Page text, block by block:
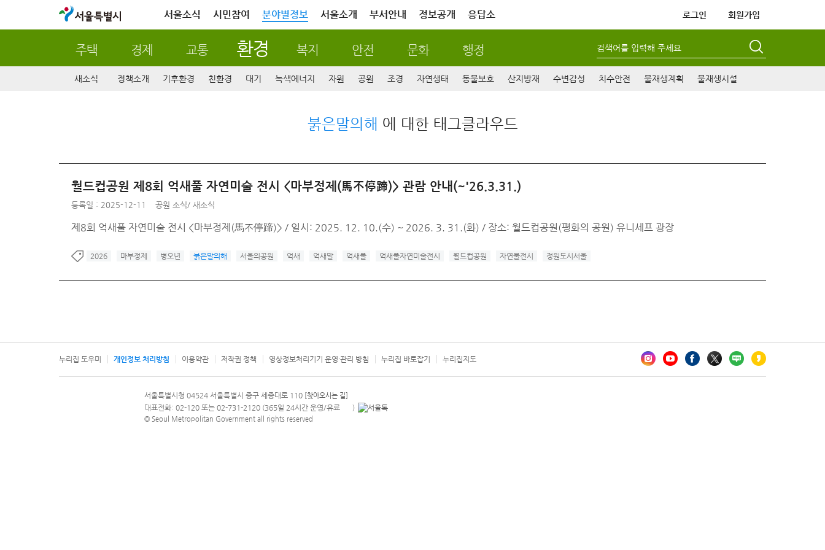
서울특별시 서울소식 시민참여 분야별정보 서울소개 부서안내 정보공개 응답소 로그인 회원가입
주택 경제 교통 환경 복지 안전 문화 행정 검색어를 입력해 주세요
새소식 정책소개 기후환경 친환경 대기 녹색에너지 자원 공원 조경 자연생태 동물보호 산지방재 수변감성 치수안전 물재생계획 물재생시설
붉은말의해 에 대한 태그클라우드
월드컵공원 제8회 억새풀 자연미술 전시 <마부정제(馬不停蹄)> 관람 안내(~'26.3.31.)
등록일 : 2025-12-11 공원 소식/ 새소식
제8회 억새풀 자연미술 전시 <마부정제(馬不停蹄)> / 일시: 2025. 12. 10.(수) ~ 2026. 3. 31.(화) / 장소: 월드컵공원(평화의 공원) 유니세프 광장
2026 마부정제 병오년 붉은말의해 서울의공원 억새 억새말 억새풀 억새풀자연미술전시 월드컵공원 자연물전시 정원도시서울
누리집 도우미 개인정보 처리방침 이용약관 저작권 정책 영상정보처리기기 운영·관리 방침 누리집 바로잡기 누리집지도
문의 전화번호 120, 120 다산콜재단
서울특별시청 04524 서울특별시 중구 세종대로 110 [찾아오시는 길]
대표전화: 02-120 또는 02-731-2120 (365일 24시간 운영/유료 안내팝업 열기
)
© Seoul Metropolitan Government all rights reserved